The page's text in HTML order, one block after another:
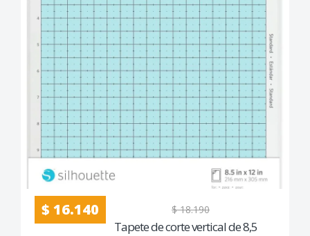
$ 16.140 $ 18.190
Tapete de corte vertical de 8,5